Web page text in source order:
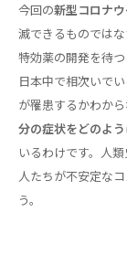
今回の新型コロナ
滅できるものでは
特効薬の開発を待
日本中で相次いで
が罹患するかわか
分の症状をどのよ
いるわけです。人
人たちが不安定な
う。